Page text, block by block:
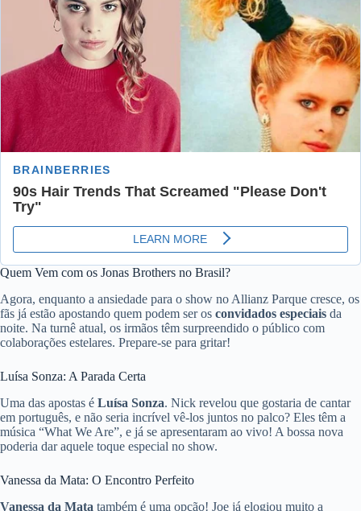
Quem Vem com os Jonas Brothers no Brasil?
Agora, enquanto a ansiedade para o show no Allianz Parque cresce, os
fãs já estão apostando quem podem ser os convidados especiais da
noite. Na turnê atual, os irmãos têm surpreendido o público com
colaborações estelares. Prepare-se para gritar!
Luísa Sonza: A Parada Certa
Uma das apostas é Luísa Sonza. Nick revelou que gostaria de cantar
em português, e não seria incrível vê-los juntos no palco? Eles têm a
música “What We Are”, e já se apresentaram ao vivo! A bossa nova
poderia dar aquele toque especial no show.
Vanessa da Mata: O Encontro Perfeito
Vanessa da Mata também é uma opção! Joe já elogiou muito a